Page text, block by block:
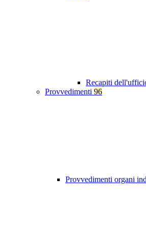
Recapiti
Provvedimenti 96
Provvedimenti organi